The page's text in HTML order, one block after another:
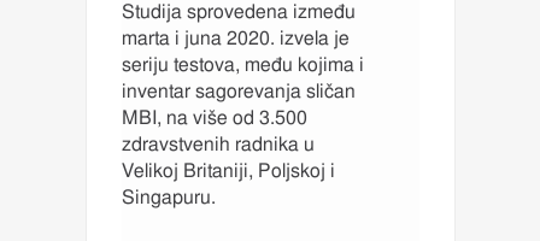
Studija sprovedena između
marta i juna 2020. izvela je
seriju testova, među kojima i
inventar sagorevanja sličan
MBI, na više od 3.500
zdravstvenih radnika u
Velikoj Britaniji, Poljskoj i
Singapuru.